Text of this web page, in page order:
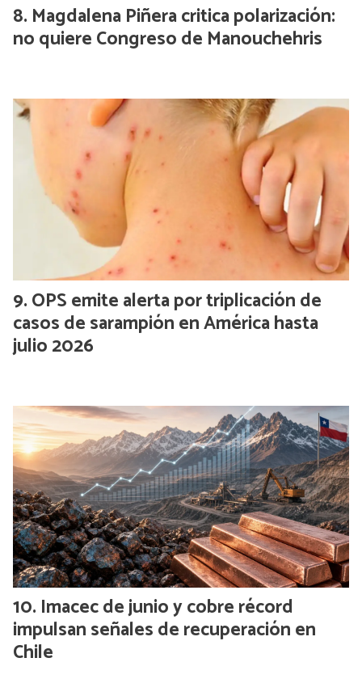
Magdalena Piñera critica polarización:
no quiere Congreso de Manouchehris
OPS emite alerta por triplicación de
casos de sarampión en América hasta
julio 2026
Imacec de junio y cobre récord
impulsan señales de recuperación en
Chile